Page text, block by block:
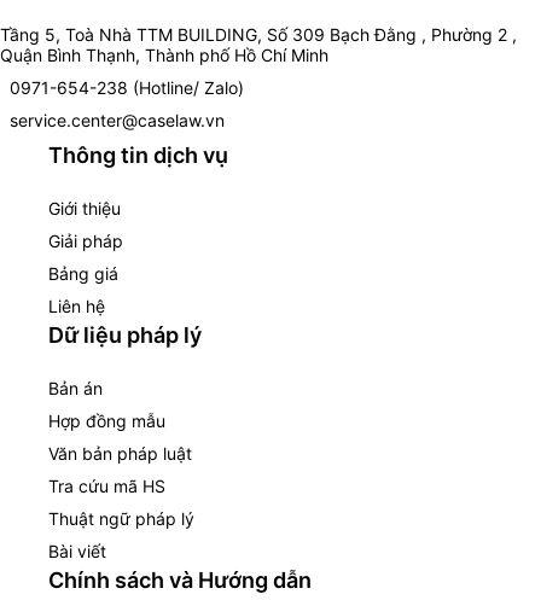
Tầng 5, Toà Nhà TTM BUILDING, Số 309 Bạch Đằng , Phường 2 ,
Quận Bình Thạnh, Thành phố Hồ Chí Minh
0971-654-238 (Hotline/ Zalo)
service.center@caselaw.vn
Thông tin dịch vụ
Giới thiệu
Giải pháp
Bảng giá
Liên hệ
Dữ liệu pháp lý
Bản án
Hợp đồng mẫu
Văn bản pháp luật
Tra cứu mã HS
Thuật ngữ pháp lý
Bài viết
Chính sách và Hướng dẫn